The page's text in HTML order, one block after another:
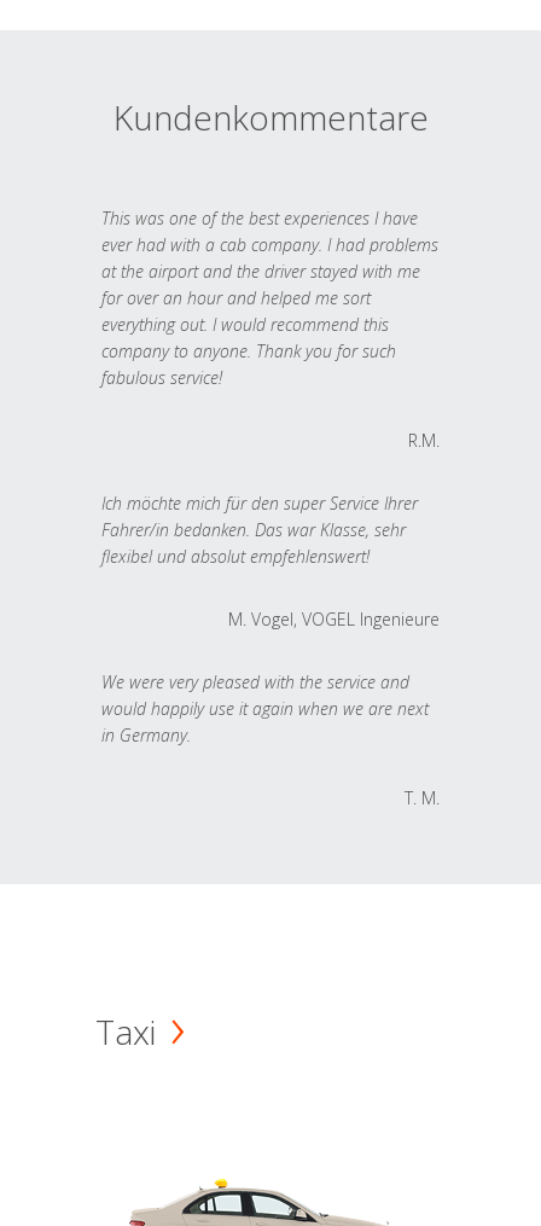
Kundenkommentare
This was one of the best experiences I have
ever had with a cab company. I had problems
at the airport and the driver stayed with me
for over an hour and helped me sort
everything out. I would recommend this
company to anyone. Thank you for such
fabulous service!
R.M.
Ich möchte mich für den super Service Ihrer
Fahrer/in bedanken. Das war Klasse, sehr
flexibel und absolut empfehlenswert!
M. Vogel, VOGEL Ingenieure
We were very pleased with the service and
would happily use it again when we are next
in Germany.
T. M.
Taxi